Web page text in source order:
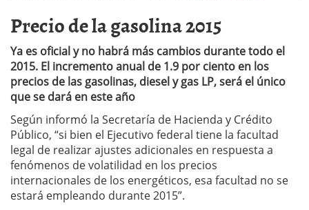
Precio de la gasolina 2015
Ya es oficial y no habrá más cambios durante todo el
2015. El incremento anual de 1.9 por ciento en los
precios de las gasolinas, diesel y gas LP, será el único
que se dará en este año
Según informó la Secretaría de Hacienda y Crédito
Público, “si bien el Ejecutivo federal tiene la facultad
legal de realizar ajustes adicionales en respuesta a
fenómenos de volatilidad en los precios
internacionales de los energéticos, esa facultad no se
estará empleando durante 2015”.